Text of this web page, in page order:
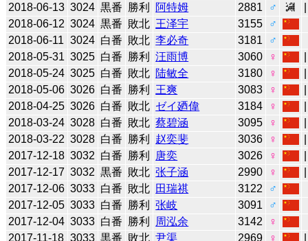
2018-06-13 3024 黒番 勝利 阿特姆 2881 ♂
2018-06-12 3024 黒番 敗北 王泽宇 3155
♂
2018-06-11 3024 白番 敗北 李必奇 3181
♂
2018-05-31 3025 白番 勝利 汪雨博 3060 ♀
2018-05-24 3025 白番 敗北 陆敏全 3180 ♀
2018-05-06 3026 白番 勝利 王爽 3083 ♀
2018-04-25 3026 白番 敗北 ゼイ廼偉 3184 ♀
2018-03-24 3028 白番 敗北 蔡碧涵 3095 ♀
2018-03-22 3028 白番 勝利 赵奕斐 3036 ♀
2017-12-18 3032 白番 勝利 唐奕 3026 ♀
2017-12-17 3032 黒番 敗北 张子涵 2990 ♀
2017-12-06 3033 白番 敗北 田瑞祺 3122
♂
2017-12-05 3033 白番 勝利 张岐 3091
♂
2017-12-04 3033 白番 勝利 周泓余 3142
♀
2017-11-18 3033 黒番 敗北 尹渠 2969 ♀